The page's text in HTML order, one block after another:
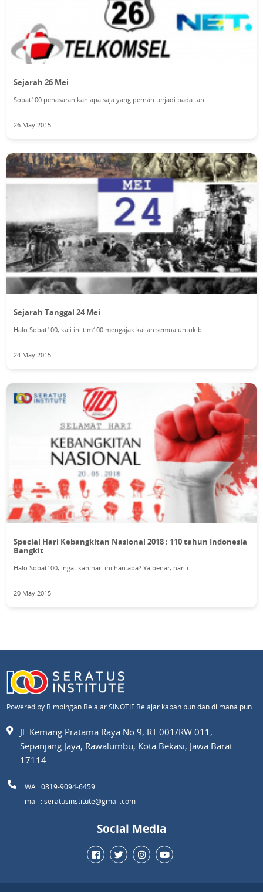
Sejarah 26 Mei
Sobat100 penasaran kan apa saja yang pernah terjadi pada tan...
26 May 2015
Sejarah Tanggal 24 Mei
Halo Sobat100, kali ini tim100 mengajak kalian semua untuk b...
24 May 2015
Special Hari Kebangkitan Nasional 2018 : 110 tahun Indonesia
Bangkit
Halo Sobat100, ingat kan hari ini hari apa? Ya benar, hari i...
20 May 2015
Powered by Bimbingan Belajar SINOTIF Belajar kapan pun dan di mana pun
Jl. Kemang Pratama Raya No.9, RT.001/RW.011,
Sepanjang Jaya, Rawalumbu, Kota Bekasi, Jawa Barat
17114
WA : 0819-9094-6459
mail : seratusinstitute@gmail.com
Social Media